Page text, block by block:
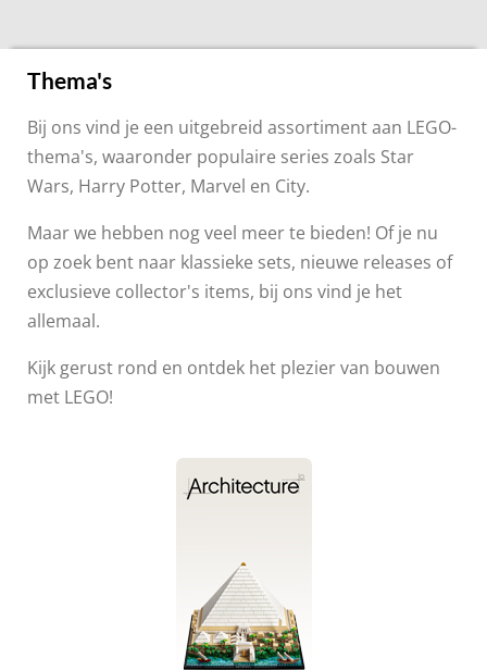
Thema's
Bij ons vind je een uitgebreid assortiment aan LEGO-
thema's, waaronder populaire series zoals Star
Wars, Harry Potter, Marvel en City.
Maar we hebben nog veel meer te bieden! Of je nu
op zoek bent naar klassieke sets, nieuwe releases of
exclusieve collector's items, bij ons vind je het
allemaal.
Kijk gerust rond en ontdek het plezier van bouwen
met LEGO!